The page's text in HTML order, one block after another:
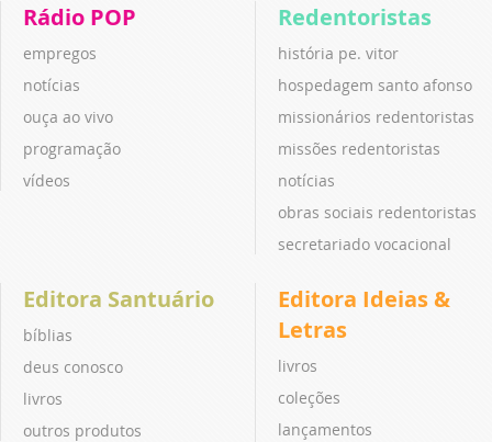
Rádio POP
empregos
notícias
ouça ao vivo
programação
vídeos
Redentoristas
história pe. vitor
hospedagem santo afonso
missionários redentoristas
missões redentoristas
notícias
obras sociais redentoristas
secretariado vocacional
Editora Santuário
bíblias
deus conosco
livros
outros produtos
Editora Ideias &
Letras
livros
coleções
lançamentos